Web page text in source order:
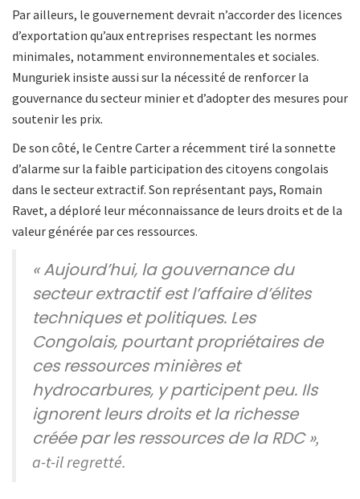
Par ailleurs, le gouvernement devrait n’accorder des licences
d’exportation qu’aux entreprises respectant les normes
minimales, notamment environnementales et sociales.
Munguriek insiste aussi sur la nécessité de renforcer la
gouvernance du secteur minier et d’adopter des mesures pour
soutenir les prix.
De son côté, le Centre Carter a récemment tiré la sonnette
d’alarme sur la faible participation des citoyens congolais
dans le secteur extractif. Son représentant pays, Romain
Ravet, a déploré leur méconnaissance de leurs droits et de la
valeur générée par ces ressources.
« Aujourd’hui, la gouvernance du
secteur extractif est l’affaire d’élites
techniques et politiques. Les
Congolais, pourtant propriétaires de
ces ressources minières et
hydrocarbures, y participent peu. Ils
ignorent leurs droits et la richesse
créée par les ressources de la RDC »,
a-t-il regretté.